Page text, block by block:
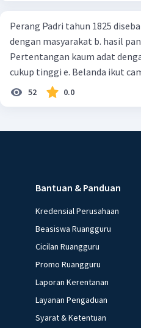
Perang Padri tahun 1825
dengan masyarakat b. hasil
Pertentangan kaum adat
cukup tinggi e. Belanda ikut
52 0.0
Bantuan & Panduan
Kredensial Perusahaan
Beasiswa Ruangguru
Cicilan Ruangguru
Promo Ruangguru
Laporan Kerentanan
Layanan Pengaduan
Syarat & Ketentuan